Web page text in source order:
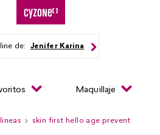
de: Jenifer Karina
Maquillaje
lineas skin first hello age prevent